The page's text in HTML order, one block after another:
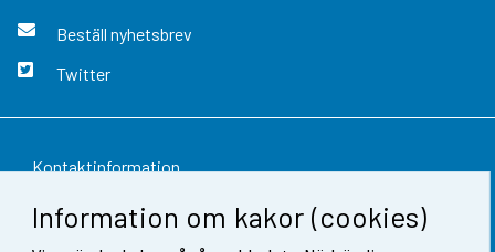
Information om kakor (cookies)
Beställ nyhetsbrev
Twitter
Kontaktinformation
Respons